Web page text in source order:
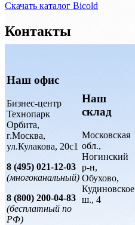
Скачать каталог Bicold
Контакты
Наш офис
Бизнес-центр
Технопарк
Орбита,
г.Москва,
ул.Кулакова, 20с1
8 (495) 021-12-03
(многоканальный)
8 (800) 200-04-83
(бесплатный по
РФ)
Наш
склад
Московская
обл.,
Ногинский
р-н,
Обухово,
Кудиновское
ш., 4